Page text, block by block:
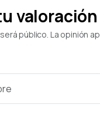
valoración
público. La opinión